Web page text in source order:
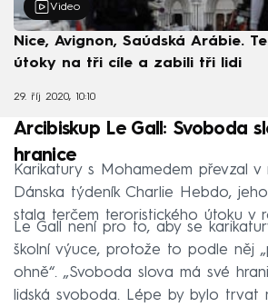
Video
Nice, Avignon, Saúdská Arábie.
útoky na tři cíle a zabili tři lidi
29. říj 2020, 10:10
Arcibiskup Le Gall: Svoboda
hranice
Karikatury s Mohamedem převzal v
Dánska týdeník Charlie Hebdo,
stala terčem teroristického útoku v
Le Gall není pro to, aby se
školní výuce, protože to podle něj
ohně“. „Svoboda slova má své
lidská svoboda. Lépe by bylo trvat